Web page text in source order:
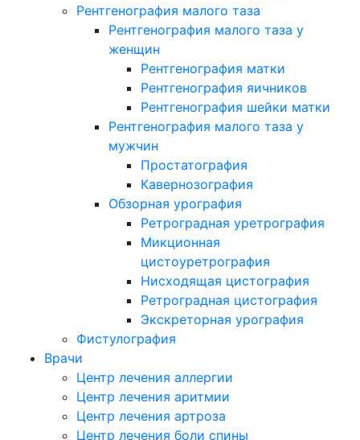
Рентгенография малого таза
Рентгенография малого таза у
женщин
Рентгенография матки
Рентгенография яичников
Рентгенография шейки матки
Рентгенография малого таза у
мужчин
Простатография
Кавернозография
Обзорная урография
Ретроградная уретрография
Микционная
цистоуретрография
Нисходящая цистография
Ретроградная цистография
Экскреторная урография
Фистулография
Врачи
Центр лечения аллергии
Центр лечения аритмии
Центр лечения артроза
Центр лечения боли спины